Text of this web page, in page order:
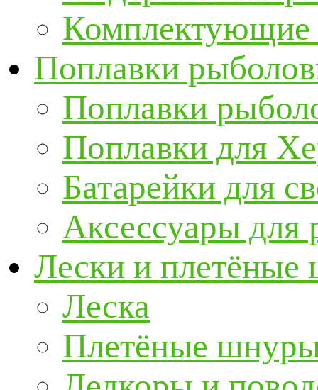
Поплавки
Поплавки
Поплавки для
Батарейки для
Аксессуары для
Лески и
Леска
Плетёные